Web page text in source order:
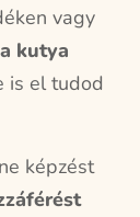
vagy
kutya
is el tudod
képzést